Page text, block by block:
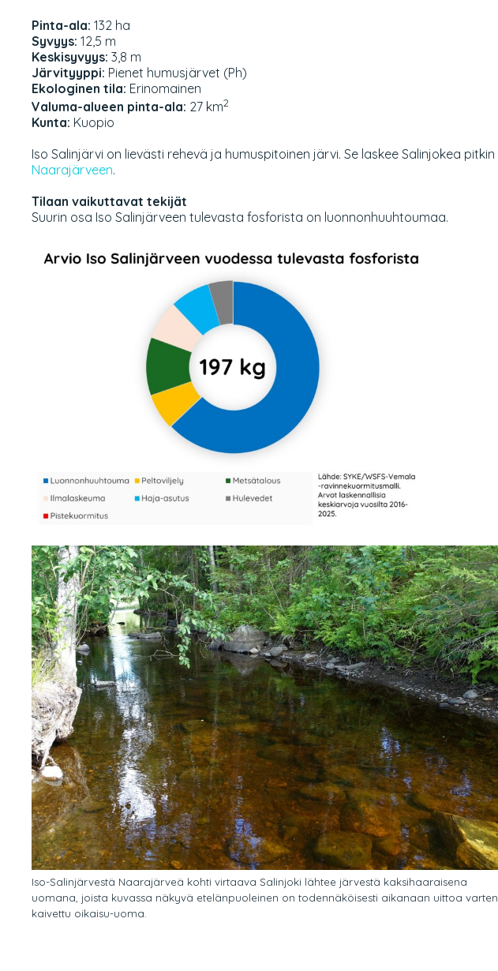
Pinta-ala: 132 ha
Syvyys: 12,5 m
Keskisyvyys: 3,8 m
Järvityyppi: Pienet humusjärvet (Ph)
Ekologinen tila: Erinomainen
Valuma-alueen pinta-ala: 27 km2
Kunta: Kuopio
Iso Salinjärvi on lievästi rehevä ja humuspitoinen järvi. Se laskee Salinjokea pitkin
Naarajärveen.
Tilaan vaikuttavat tekijät
Suurin osa Iso Salinjärveen tulevasta fosforista on luonnonhuuhtoumaa.
Iso-Salinjärvestä Naarajärveä kohti virtaava Salinjoki lähtee järvestä kaksihaaraisena
uomana, joista kuvassa näkyvä etelänpuoleinen on todennäköisesti aikanaan uittoa varten
kaivettu oikaisu-uoma.